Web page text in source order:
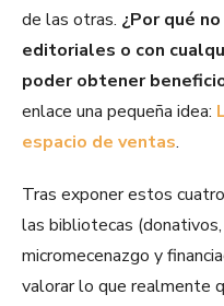
de las otras. ¿Por qué
editoriales o con
poder obtener
enlace una pequeña idea:
espacio de ventas.
Tras exponer estos
las bibliotecas (donativos,
micromecenazgo y
valorar lo que realmente